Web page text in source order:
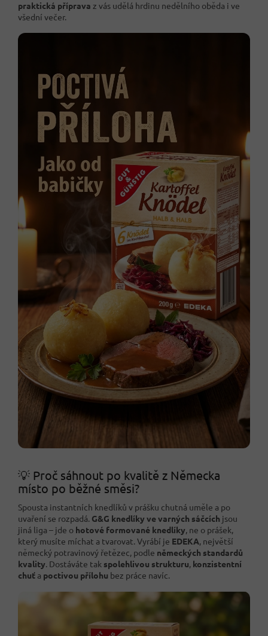
praktická příprava z vás udělá hrdinu nedělního oběda i ve
všední večer.
💡 Proč sáhnout po kvalitě z Německa
místo po běžné směsi?
Spousta instantních knedlíků v prášku chutná uměle a po
uvaření se rozpadá. G&G knedlíky ve varných sáčcích jsou
jiná liga – jde o hotové formované knedlíky, ne o prášek,
který musíte míchat a tvarovat. Vyrábí je EDEKA, největší
německý potravinový řetězec, podle německých standardů
kvality. Dostáváte tak spolehlivou strukturu, konzistentní
chuť a poctivou přílohu bez práce navíc.